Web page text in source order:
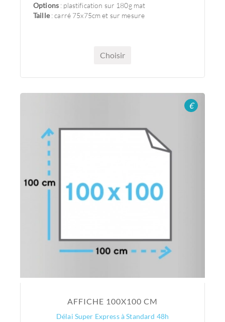
Options : plastification sur 180g mat
Taille: carré 75x75cm et sur mesure
Choisir
€
AFFICHE 100X100 CM
Délai Super Express à Standard 48h